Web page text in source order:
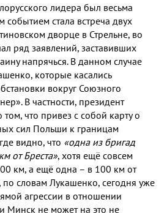
лидера был весьма
событием стала встреча двух
дворце в Стрельне, во
ряд заявлений, заставивших
напрячься. В данном случае
, которые касались
вокруг Союзного
. В частности, президент
том, что привез с собой карту о
сил Польши к границам
где видно, что «одна из бригад
км от Бреста», хотя ещё совсем
км, а ещё одна – в 100 км от
, по словам Лукашенко, сегодня уже
агрессии в отношении
и Минск не может на это не